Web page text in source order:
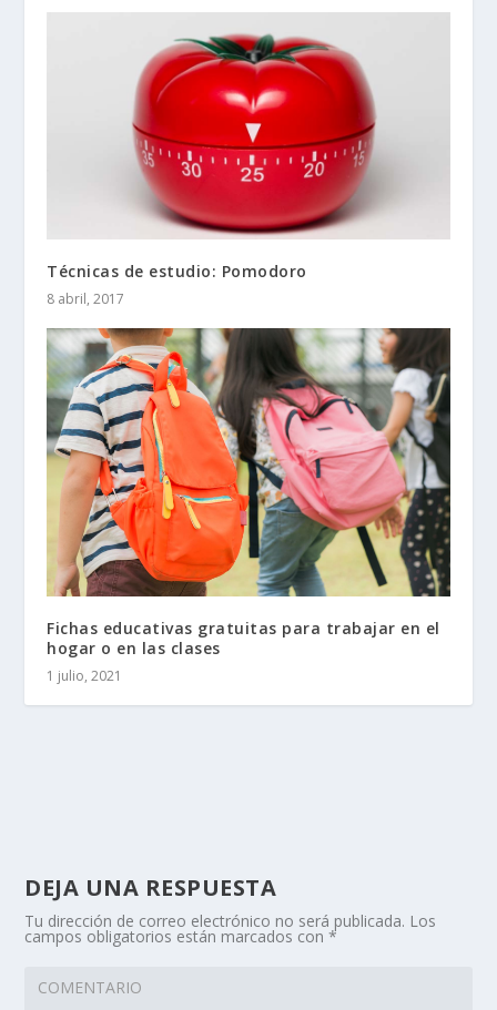
Técnicas de estudio: Pomodoro
8 abril, 2017
Fichas educativas gratuitas para trabajar en el
hogar o en las clases
1 julio, 2021
DEJA UNA RESPUESTA
Tu dirección de correo electrónico no será publicada. Los
campos obligatorios están marcados con*